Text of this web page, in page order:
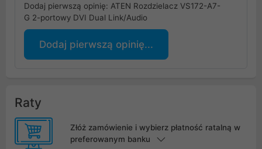
Dodaj pierwszą opinię: ATEN Rozdzielacz VS172-A7-
G 2-portowy DVI Dual Link/Audio
Dodaj pierwszą opinię...
Raty
Złóż zamówienie i wybierz płatność ratalną w
preferowanym banku